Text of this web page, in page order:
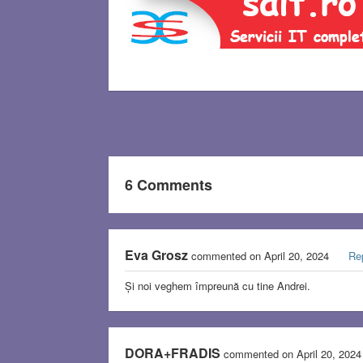
6 Comments
Eva Grosz commented on April 20, 2024
Și noi veghem împreună cu tine Andrei.
DORA+FRADIS commented on April 20, 2024